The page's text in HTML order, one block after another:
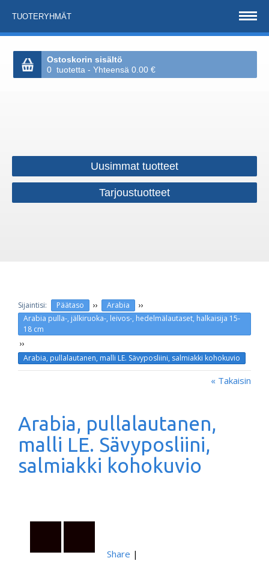
TUOTERYHMÄT
Ostoskorin sisältö
0 tuotetta - Yhteensä 0.00 €
Uusimmat tuotteet
Tarjoustuotteet
Päätaso ›› Arabia ››
Arabia pulla-, jälkiruoka-, leivos-, hedelmälautaset, halkaisija 15-
18 cm
››
Arabia, pullalautanen, malli LE. Sävyposliini, salmiakki kohokuvio
« Takaisin
Arabia, pullalautanen,
malli LE. Sävyposliini,
salmiakki kohokuvio
Share |